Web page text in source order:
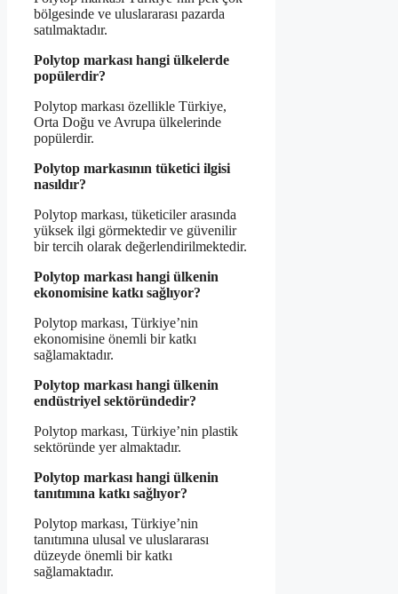
bölgesinde ve uluslararası pazarda
satılmaktadır.
Polytop markası hangi ülkelerde
popülerdir?
Polytop markası özellikle Türkiye,
Orta Doğu ve Avrupa ülkelerinde
popülerdir.
Polytop markasının tüketici ilgisi
nasıldır?
Polytop markası, tüketiciler arasında
yüksek ilgi görmektedir ve güvenilir
bir tercih olarak değerlendirilmektedir.
Polytop markası hangi ülkenin
ekonomisine katkı sağlıyor?
Polytop markası, Türkiye’nin
ekonomisine önemli bir katkı
sağlamaktadır.
Polytop markası hangi ülkenin
endüstriyel sektöründedir?
Polytop markası, Türkiye’nin plastik
sektöründe yer almaktadır.
Polytop markası hangi ülkenin
tanıtımına katkı sağlıyor?
Polytop markası, Türkiye’nin
tanıtımına ulusal ve uluslararası
düzeyde önemli bir katkı
sağlamaktadır.